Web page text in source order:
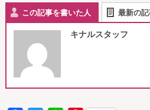
この記事を書いた人 最新の
キナルスタッフ